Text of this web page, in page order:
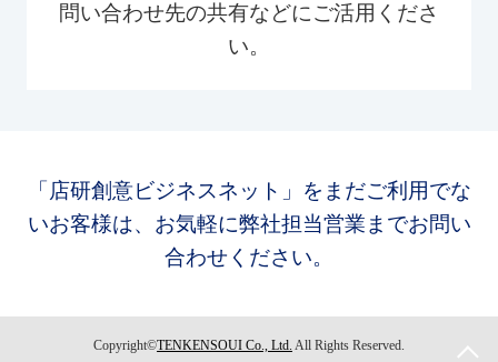
問い合わせ先の共有などにご活用くださ
い。
「店研創意ビジネスネット」をまだご利用でな
いお客様は、お気軽に弊社担当営業までお問い
合わせください。
Copyright©TENKENSOUI Co., Ltd. All Rights Reserved.